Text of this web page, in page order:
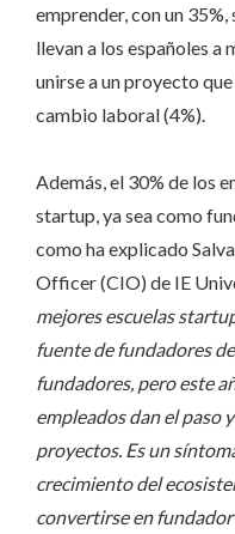
emprender, con un
llevan a los españoles a
unirse a un proyecto
cambio laboral (4%).
Además, el 30% de los
startup, ya sea como
como ha explicado
Officer (CIO) de IE
mejores escuelas
fuente de fundadores
fundadores, pero este
empleados dan el paso
proyectos. Es un
crecimiento del
convertirse en fundador